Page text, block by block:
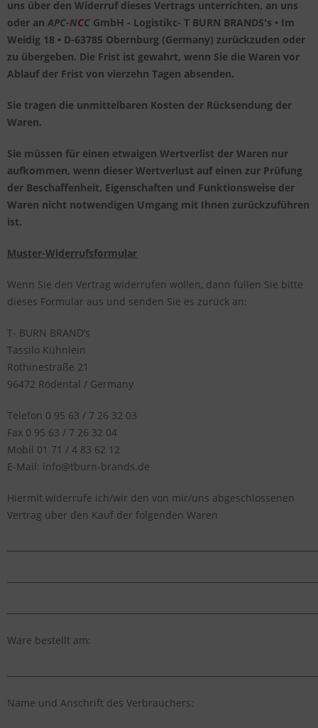
uns über den Widerruf dieses Vertrags unterrichten, an uns
oder anAPC-NCC GmbH - Logistikc- T BURN BRANDS's • Im
Weidig 18 • D-63785 Obernburg (Germany) zurückzuden oder
zu übergeben. Die Frist ist gewahrt, wenn Sie die Waren vor
Ablauf der Frist von vierzehn Tagen absenden.
Sie tragen die unmittelbaren Kosten der Rücksendung der
Waren.
Sie müssen für einen etwaigen Wertverlist der Waren nur
aufkommen, wenn dieser Wertverlust auf einen zur Prüfung
der Beschaffenheit, Eigenschaften und Funktionsweise der
Waren nicht notwendigen Umgang mit Ihnen zurückzuführen
ist.
Muster-Widerrufsformular
Wenn Sie den Vertrag widerrufen wollen, dann füllen Sie bitte
dieses Formular aus und senden Sie es zurück an:
T- BURN BRAND‘s
Tassilo Kühnlein
Rothinestraße 21
96472 Rödental / Germany
Telefon 0 95 63 / 7 26 32 03
Fax 0 95 63 / 7 26 32 04
Mobil 01 71 / 4 83 62 12
E-Mail: info@tburn-brands.de
Hiermit widerrufe ich/wir den von mir/uns abgeschlossenen
Vertrag über den Kauf der folgenden Waren
Ware bestellt am:
Name und Anschrift des Verbrauchers: